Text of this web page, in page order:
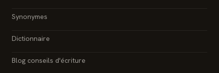
Synonymes
Dictionnaire
Blog conseils d'écriture